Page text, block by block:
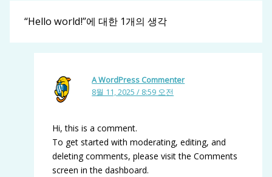
“Hello world!”에 대한 1개의 생각
A WordPress Commenter
8월 11, 2025 / 8:59 오전
Hi, this is a comment.
To get started with moderating, editing, and
deleting comments, please visit the Comments
screen in the dashboard.